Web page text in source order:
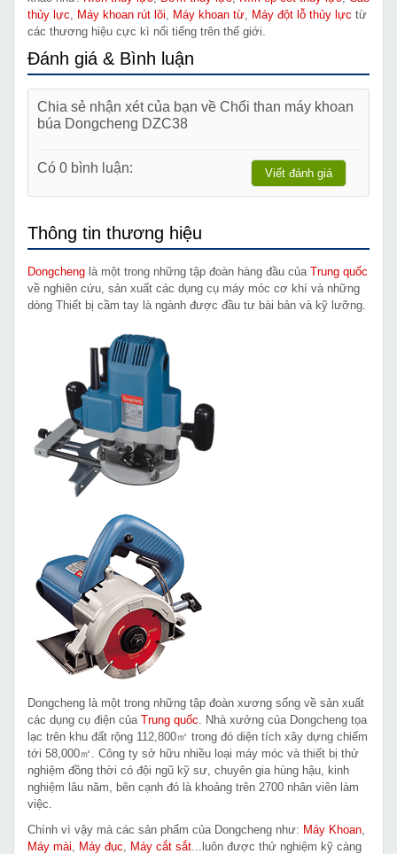
thủy lực
Máy khoan rút lõi Máy khoan từ Máy đột lỗ thủy lực từ
các thương hiệu cực kì nổi tiếng trên thế giới.
Đánh giá & Bình luận
Chia sẻ nhận xét của bạn về Chổi than máy khoan
búa Dongcheng DZC38
Có 0 bình luận: Viết đánh giá
Thông tin thương hiệu
Dongcheng là một trong những tập đoàn hàng đầu của Trung quốc
về nghiên cứu, sản xuất các dụng cụ máy móc cơ khí và những
dòng Thiết bị cầm tay là ngành được đầu tư bài bản và kỹ lưỡng.
Dongcheng là một trong những tập đoàn xương sống về sản xuất
các dụng cụ điện của Trung quốc . Nhà xưởng của Dongcheng tọa
lạc trên khu đất rộng 112,800㎡ trong đó diện tích xây dựng chiếm
tới 58,000㎡. Công ty sở hữu nhiều loại máy móc và thiết bị thử
nghiệm đồng thời có đội ngũ kỹ sư, chuyên gia hùng hậu, kinh
nghiệm lâu năm, bên cạnh đó là khoảng trên 2700 nhân viên làm
việc.
Chính vì vậy mà các sản phẩm của Dongcheng như: Máy Khoan
Máy mài
Máy đục Máy cắt sắt ...luôn được thử nghiệm kỹ càng